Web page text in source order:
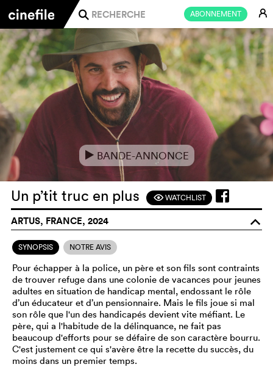
ABONNEMENT E
j
e BANDE-ANNONCE
Un p’tit truc en plus FWATCHLIST
ARTUS, FRANCE, 2024 o
SYNOPSIS NOTRE AVIS
Pour échapper à la police, un père et son fils sont contraints
de trouver refuge dans une colonie de vacances pour jeunes
adultes en situation de handicap mental, endossant le rôle
d’un éducateur et d’un pensionnaire. Mais le fils joue si mal
son rôle que l'un des handicapés devient vite méfiant. Le
père, qui a l'habitude de la délinquance, ne fait pas
beaucoup d'efforts pour se défaire de son caractère bourru.
C'est justement ce qui s'avère être la recette du succès, du
moins dans un premier temps.